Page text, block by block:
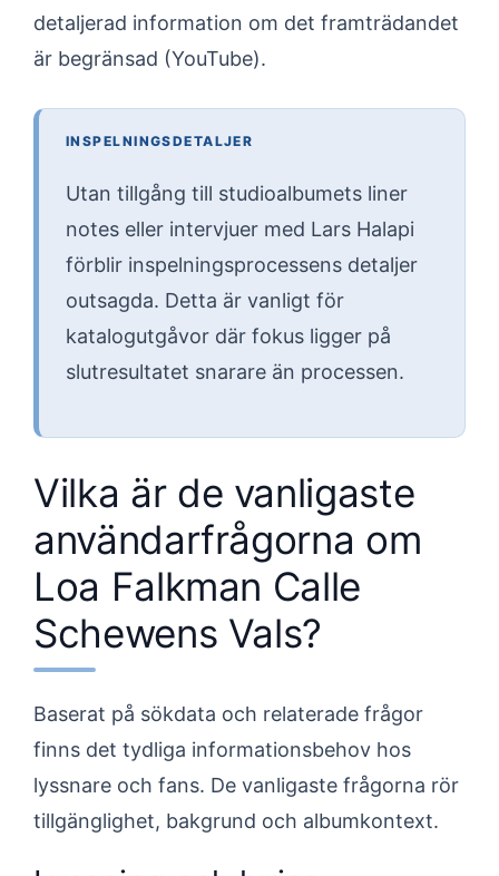
detaljerad information om det framträdandet
är begränsad (YouTube).
INSPELNINGSDETALJER
Utan tillgång till studioalbumets liner
notes eller intervjuer med Lars Halapi
förblir inspelningsprocessens detaljer
outsagda. Detta är vanligt för
katalogutgåvor där fokus ligger på
slutresultatet snarare än processen.
Vilka är de vanligaste
användarfrågorna om
Loa Falkman Calle
Schewens Vals?
Baserat på sökdata och relaterade frågor
finns det tydliga informationsbehov hos
lyssnare och fans. De vanligaste frågorna rör
tillgänglighet, bakgrund och albumkontext.